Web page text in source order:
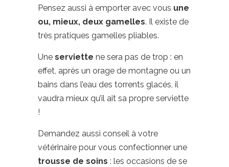
Pensez aussi à emporter avec vous une
ou, mieux, deux gamelles. Il existe de
très pratiques gamelles pliables.
Une serviette ne sera pas de trop : en
effet, après un orage de montagne ou un
bains dans l’eau des torrents glacés, il
vaudra mieux qu’il ait sa propre serviette
!
Demandez aussi conseil à votre
vétérinaire pour vous confectionner une
trousse de soins : les occasions de se